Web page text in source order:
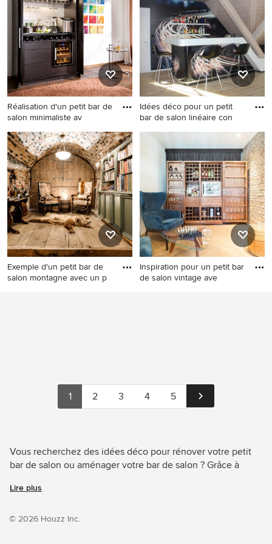
dossier d'idées ou contactez le professionnel ayant
réalisé le projet qui vous a inspiré pour qu'il vous
conseille sur les nouvelles tendances déco. Inspirez-vous
des plus belles photos de petits bars de salon trouvées
sur Houzz et faites le plein d'idées pour tous vos projets
de rénovation et d'aménagement de maison.
Réalisation d'un petit bar de
salon minimaliste av
Réalisation d'un petit bar de
salon minimaliste avec
parquet foncé.
Idées déco pour un petit
bar de salon linéaire con
Idées déco pour un petit bar
de salon linéaire
contemporain avec des
tabourets, un placard sans
porte, des portes de placard
blanches, une crédence
noire et parquet clair.
Exemple d'un petit bar de
salon montagne avec un p
Inspiration pour un petit bar
de salon vintage ave
1 2 3 4 5
Vous recherchez des idées déco pour rénover votre petit
bar de salon ou aménager votre bar de salon ? Grâce à
décorateurs, architectes et artisans, dont Knutzen Wohnen
multitude de photos de décoration et d'aménagement dans
Lire plus
© 2026 Houzz Inc.